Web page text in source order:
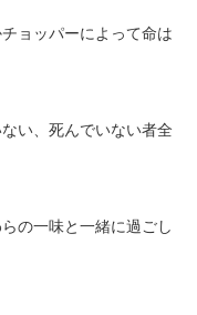
ョッパーによって命は
い、死んでいない者全
の一味と一緒に過ごし